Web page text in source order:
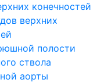
конечностей
верхних
полости
ствола
аорты